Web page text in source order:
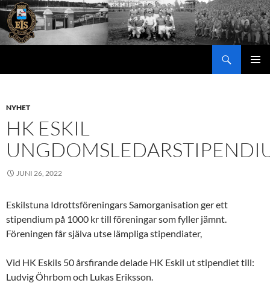
Hoppa
till
innehåll
NYHET
HK ESKIL
JUNI 26, 2022
Eskilstuna Idrottsföreningars Samorganisation ger ett
stipendium på 1000 kr till föreningar som fyller jämnt.
Föreningen får själva utse lämpliga stipendiater,
Vid HK Eskils 50 årsfirande delade HK Eskil ut stipendiet till:
Ludvig Öhrbom och Lukas Eriksson.